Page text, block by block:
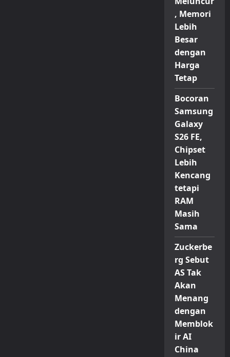
, Memori
Lebih
Besar
dengan
Harga
Tetap
Bocoran
Samsung
Galaxy
S26 FE,
Chipset
Lebih
Kencang
tetapi
RAM
Masih
Sama
Zuckerbe
rg Sebut
AS Tak
Akan
Menang
dengan
Memblok
ir AI
China